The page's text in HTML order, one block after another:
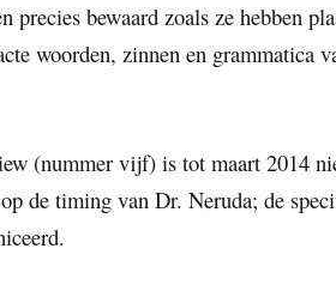
precies bewaard zoals ze hebben
woorden, zinnen en grammatica
(nummer vijf) is tot maart 2014
de timing van Dr. Neruda; de